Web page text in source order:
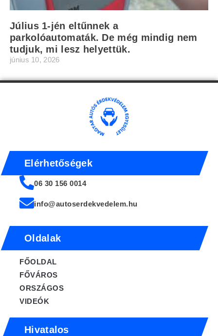
Július 1-jén eltűnnek a
parkolóautomaták. De még mindig nem
tudjuk, mi lesz helyettük.
június 10, 2026
Elérhetőségek
06 30 156 0014
info@autoserdekvedelem.hu
FŐOLDAL
FŐVÁROS
ORSZÁGOS
VIDEÓK
Oldalak
Hivatalos